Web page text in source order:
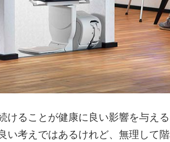
けることが健康に良い影響を与え
い考えではあるけれど、無理して